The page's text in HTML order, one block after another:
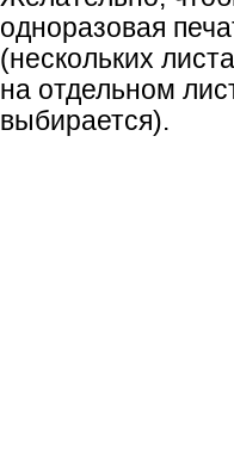
одноразовая
(нескольких
на отдельном
выбирается).